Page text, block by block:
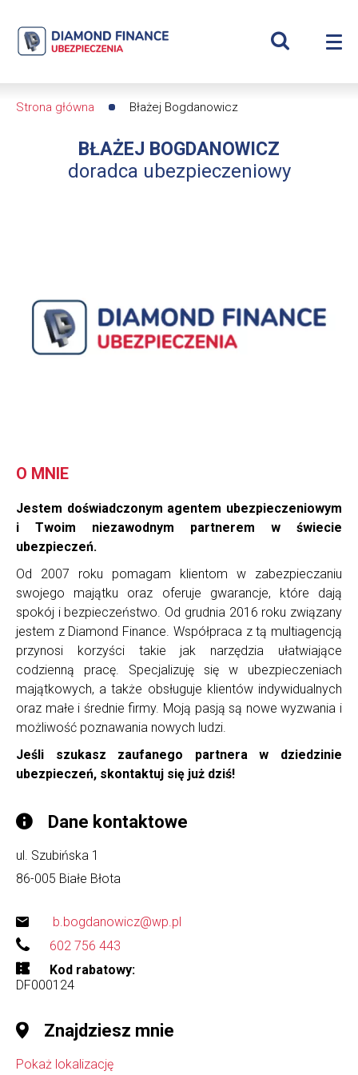
Błażej
Diamond
Finance
Wyświetl
nawigacyjna
Strona główna Błażej Bogdanowicz
BŁAŻEJ BOGDANOWICZ
doradca ubezpieczeniowy
O MNIE
Jestem doświadczonym agentem ubezpieczeniowym
i Twoim niezawodnym partnerem w świecie
ubezpieczeń.
Od 2007 roku pomagam klientom w zabezpieczaniu
swojego majątku oraz oferuje gwarancje, które dają
spokój i bezpieczeństwo. Od grudnia 2016 roku związany
jestem z Diamond Finance. Współpraca z tą multiagencją
przynosi korzyści takie jak narzędzia ułatwiające
codzienną pracę. Specjalizuję się w ubezpieczeniach
majątkowych, a także obsługuje klientów indywidualnych
oraz małe i średnie firmy. Moją pasją są nowe wyzwania i
możliwość poznawania nowych ludzi.
Jeśli szukasz zaufanego partnera w dziedzinie
ubezpieczeń, skontaktuj się już dziś!
Dane kontaktowe
ul. Szubińska 1
86-005 Białe Błota
b.bogdanowicz@wp.pl
602 756 443
Kod rabatowy
DF000124
Znajdziesz mnie
Pokaż lokalizację